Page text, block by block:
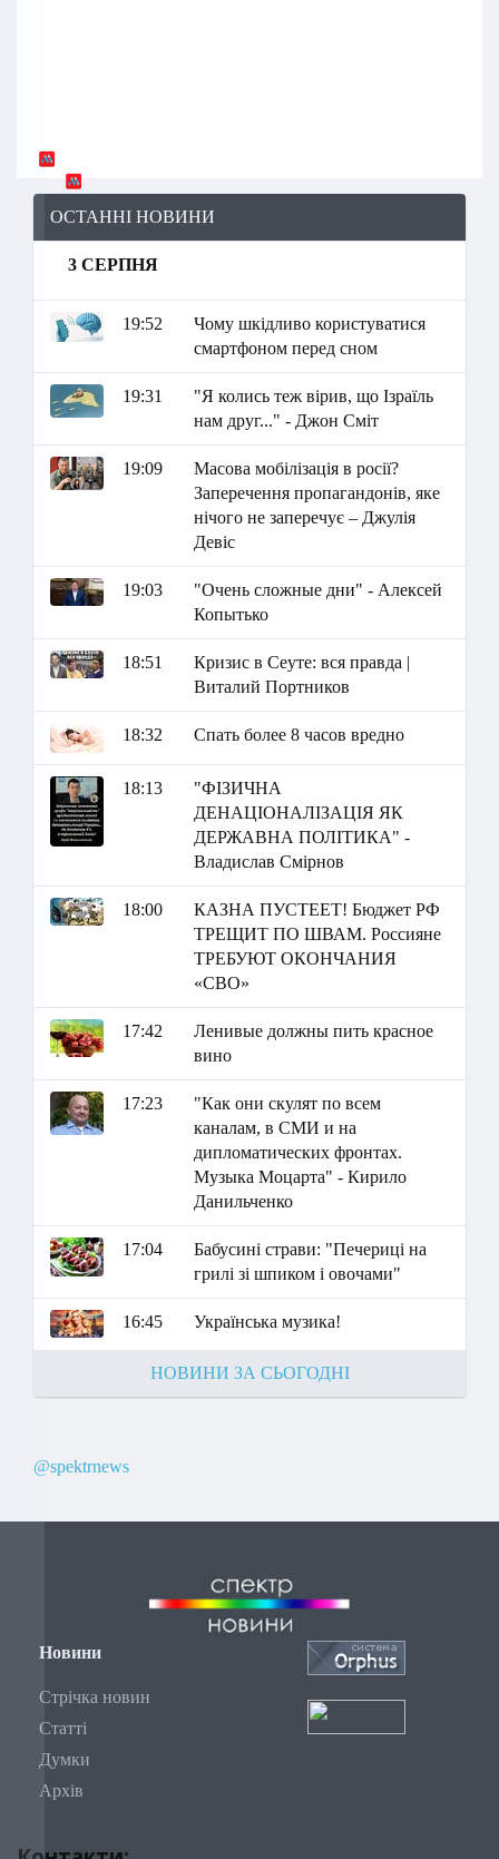
ОСТАННІ НОВИНИ
3 СЕРПНЯ
19:52
Чому шкідливо користуватися
смартфоном перед сном
19:31
"Я колись теж вірив, що Ізраїль
нам друг..." - Джон Сміт
19:09
Масова мобілізація в росії?
Заперечення пропагандонів, яке
нічого не заперечує – Джулія
Девіс
19:03
"Очень сложные дни" - Алексей
Копытько
18:51
Кризис в Сеуте: вся правда |
Виталий Портников
18:32 Спать более 8 часов вредно
18:13
"ФІЗИЧНА
ДЕНАЦІОНАЛІЗАЦІЯ ЯК
ДЕРЖАВНА ПОЛІТИКА" -
Владислав Смірнов
18:00
КАЗНА ПУСТЕЕТ! Бюджет РФ
ТРЕЩИТ ПО ШВАМ. Россияне
ТРЕБУЮТ ОКОНЧАНИЯ
«СВО»
17:42
Ленивые должны пить красное
вино
17:23
"Как они скулят по всем
каналам, в СМИ и на
дипломатических фронтах.
Музыка Моцарта" - Кирило
Данильченко
17:04
Бабусині страви: "Печериці на
грилі зі шпиком і овочами"
16:45 Українська музика!
НОВИНИ ЗА СЬОГОДНІ
@spektrnews
Новини
Стрічка новин
Статті
Думки
Архів